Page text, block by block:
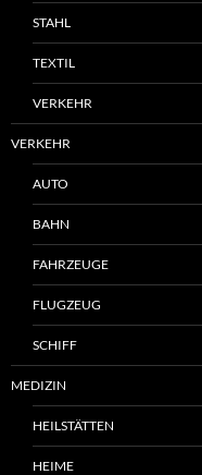
STAHL
TEXTIL
VERKEHR
VERKEHR
AUTO
BAHN
FAHRZEUGE
FLUGZEUG
SCHIFF
MEDIZIN
HEILSTÄTTEN
HEIME